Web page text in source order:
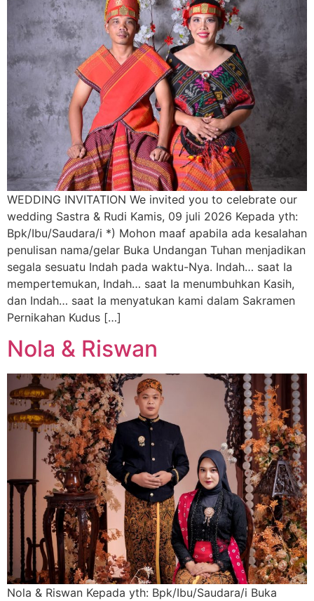
WEDDING INVITATION We invited you to celebrate our
wedding Sastra & Rudi Kamis, 09 juli 2026 Kepada yth:
Bpk/Ibu/Saudara/i *) Mohon maaf apabila ada kesalahan
penulisan nama/gelar Buka Undangan Tuhan menjadikan
segala sesuatu Indah pada waktu-Nya. Indah… saat Ia
mempertemukan, Indah… saat Ia menumbuhkan Kasih,
dan Indah… saat Ia menyatukan kami dalam Sakramen
Pernikahan Kudus […]
Nola & Riswan
Nola & Riswan Kepada yth: Bpk/Ibu/Saudara/i Buka